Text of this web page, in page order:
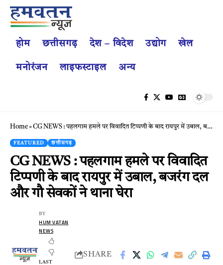
होम छत्तीसगढ़ देश – विदेश उद्योग खेल
मनोरंजन लाइफस्टाइल अन्य
Home»CG NEWS : पहलगाम हमले पर विवादित टिप्पणी के बाद रायपुर में उबाल, बजरंग दल और गौ सेवकों ने थाना घेरा
FEATURED छत्तीसगढ़
CG NEWS : पहलगाम हमले पर विवादित
टिप्पणी के बाद रायपुर में उबाल, बजरंग दल
और गौ सेवकों ने थाना घेरा
LAST
BY
HUM VATAN
NEWS
SHARE